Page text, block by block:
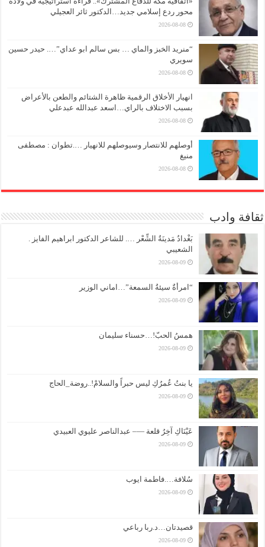
محور ردع إسلامي جديد…الدكتور ثائر العجيلي
2026-08-08
“منريد الخبز والماي … بس سالم ابو عداي”…. حيدر حسين
سويري
2026-08-08
انهيار الأخلاق الرقمية ظاهرة الشتائم والطعن بالأعراض
بسبب الاختلاف بالراي…اسعد عبدالله عبدعلي
2026-08-08
أوصلهم للانتصار وسيوصلهم للانهيار ….تطوان : مصطفى
منيغ
2026-08-08
ثقافة وادب
بَغْدادُ مَدينَةُ الشِّعْر …. للشاعر الدكتور ابراهيم الفايز .
الشعيبي
2026-08-09
“امرأةٌ سيئةُ السمعة”…اماني الوزير
2026-08-09
همسُ الحبّ!…حسناء سليمان
2026-08-09
يا بنتُ عُمرُكِ ليس حبراً والسلامْ!..روضة_الحاج
2026-08-09
عَيْنَاكِ آخِرُ قلعة —– عبدالناصر عليوي العبيدي
2026-08-09
سُلافة….فاطمة ايوب
2026-08-09
قصيدتان…د.ربا رباعي
2026-08-09